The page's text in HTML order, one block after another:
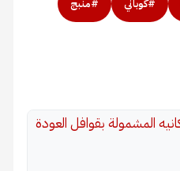
#كوباني #منبج